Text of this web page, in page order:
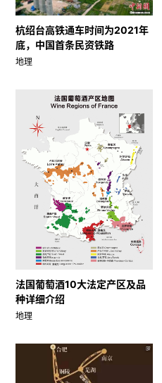
杭绍台高铁通车时间为2021年
底，中国首条民资铁路
地理
法国葡萄酒10大法定产区及品
种详细介绍
地理